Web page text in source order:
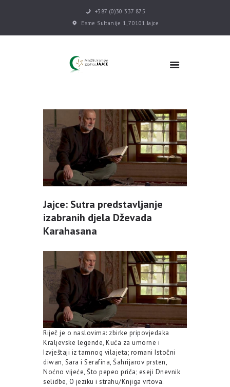
+387 (0)30 337 875
Esme Sultanije 1, 70101 Jajce
POČETNA
DŽEMATI
MEKTEB
ASOCIJACIJE
USLUGE
MULTIMEDIJA
KONTAKT
DONACIJE
Jajce: Sutra predstavljanje
izabranih djela Dževada
Karahasana
Riječ je o naslovima: zbirke pripovjedaka
Kraljevske legende, Kuća za umorne i
Izvještaji iz tamnog vilajeta; romani Istočni
diwan, Sara i Serafina, Šahrijarov prsten,
Noćno vijeće, Što pepeo priča; eseji Dnevnik
selidbe, O jeziku i strahu/Knjiga vrtova.